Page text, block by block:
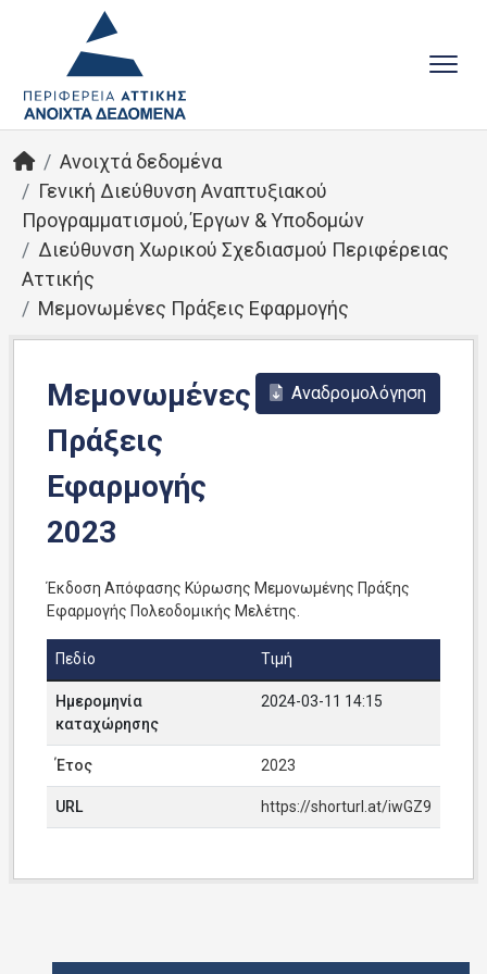
Ανοιχτά δεδομένα
Γενική Διεύθυνση Αναπτυξιακού
Προγραμματισμού, Έργων & Υποδομών
Διεύθυνση Χωρικού Σχεδιασμού Περιφέρειας
Αττικής
Μεμονωμένες Πράξεις Εφαρμογής
Μεμονωμένες
Πράξεις
Εφαρμογής
2023
Αναδρομολόγηση
Έκδοση Απόφασης Κύρωσης Μεμονωμένης Πράξης
Εφαρμογής Πολεοδομικής Μελέτης.
Πεδίο Τιμή
Ημερομηνία
καταχώρησης
2024-03-11 14:15
Έτος 2023
URL https://shorturl.at/iwGZ9